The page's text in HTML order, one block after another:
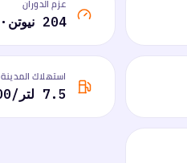
عزم الدوران
204 نيوتن·متر
استهلاك المدينة
7.5 لتر/100كم